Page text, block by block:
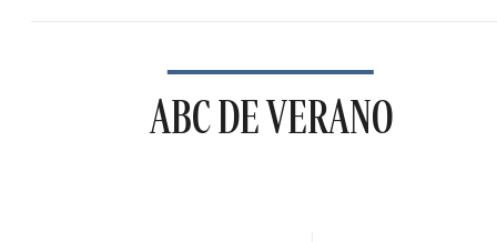
ABC DE VERANO